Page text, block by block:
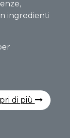
ingredienti
di più